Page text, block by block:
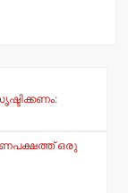
ഒരു